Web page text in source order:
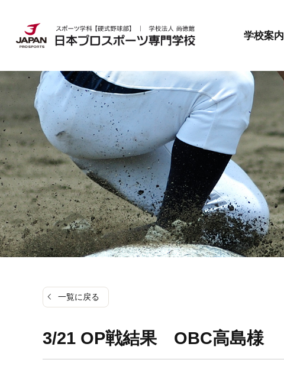
学校案内
日本プロスポーツ専門学校とは
就職・資格
募集要項
一覧に戻る
3/21 OP戦結果 OBC高島様